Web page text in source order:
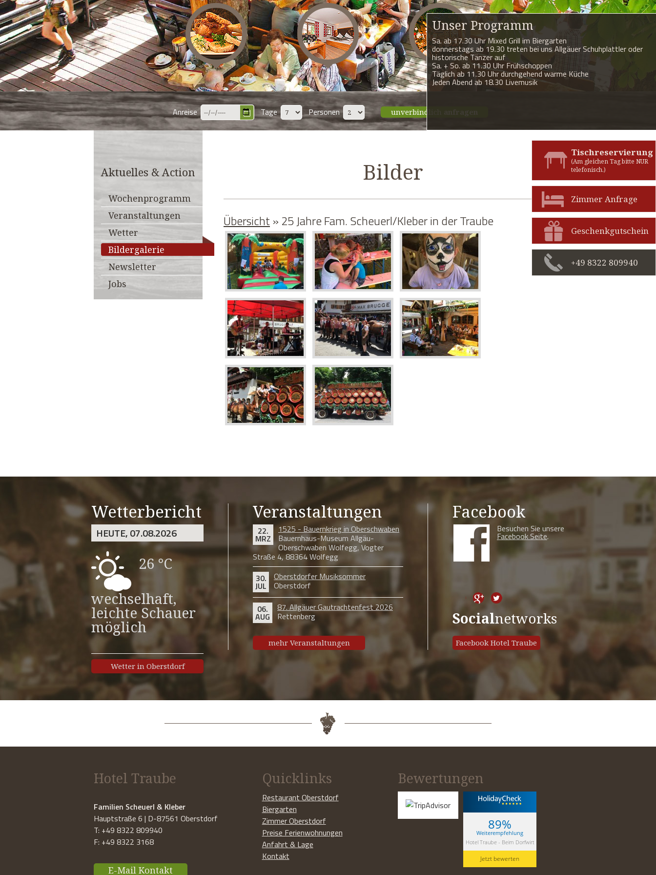
Anreise Tage Personen unverbindlich
Unser Programm
Sa. ab 17.30 Uhr Mixed Grill im Biergarten
donnerstags ab 19.30 treten bei uns Allgäuer Schuhplattler oder
historische Tänzer auf
Sa. + So. ab 11.30 Uhr Frühschoppen
Täglich ab 11.30 Uhr durchgehend warme Küche
Jeden Abend ab 18.30 Livemusik
Tischreservierung
(Am gleichen Tag bitte NUR
telefonisch.)
Zimmer Anfrage
Geschenkgutschein
+49 8322 809940
Bilder
Übersicht» 25 Jahre Fam. Scheuerl/Kleber in der Traube
Aktuelles & Action
Wochenprogramm
Veranstaltungen
Wetter
Bildergalerie
Newsletter
Jobs
Wetterbericht
HEUTE, 07.08.2026
26 °C
wechselhaft,
leichte Schauer
möglich
Wetter in Oberstdorf
Veranstaltungen
22.
MRZ
1525 - Bauernkrieg in Oberschwaben
Bauernhaus-Museum Allgäu-
Oberschwaben Wolfegg, Vogter
Straße 4, 88364 Wolfegg
30.
JUL
Oberstdorfer Musiksommer
Oberstdorf
06.
AUG
87. Allgäuer Gautrachtenfest 2026
Rettenberg
mehr Veranstaltungen
Facebook
Besuchen Sie unsere
Facebook Seite.
Socialnetworks
Facebook Hotel Traube
Hotel Traube
Familien Scheuerl & Kleber
Hauptstraße 6 | D-87561 Oberstdorf
T: +49 8322 809940
F: +49 8322 3168
E-Mail Kontakt
Quicklinks
Restaurant Oberstdorf
Biergarten
Zimmer Oberstdorf
Preise Ferienwohnungen
Anfahrt & Lage
Kontakt
Bewertungen
89%
Weiterempfehlung
Hotel Traube - Beim Dorfwirt
Jetzt bewerten